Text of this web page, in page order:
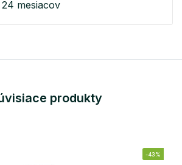
mesiacov
produkty
-43%